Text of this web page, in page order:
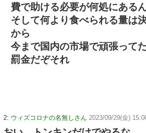
費で助ける必要が何処にある
そして何より食べられる量は
から
今まで国内の市場で頑張って
罰金だぞそれ
2: ウィズコロナの名無しさん 2023/09/29(金)